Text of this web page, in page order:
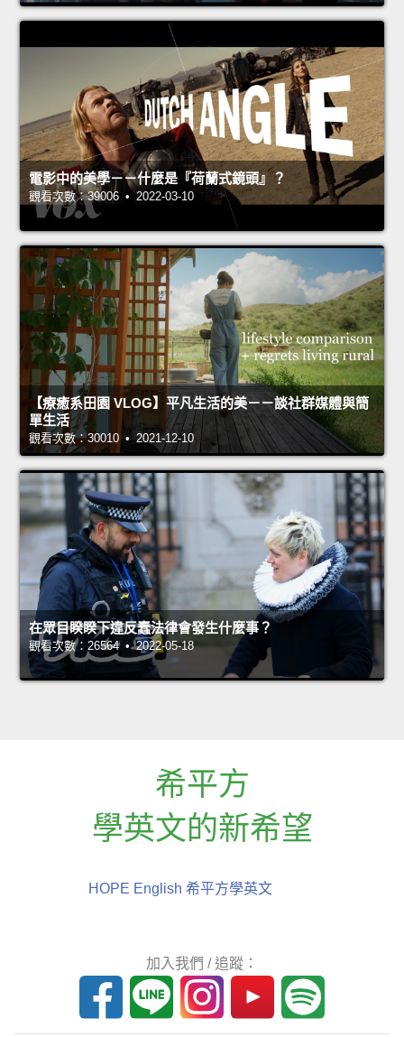
電影中的美學－－什麼是『荷蘭式鏡頭』？
觀看次數：39006 • 2022-03-10
【療癒系田園 VLOG】平凡生活的美－－談社群媒體與簡
單生活
觀看次數：30010 • 2021-12-10
在眾目睽睽下違反蠢法律會發生什麼事？
觀看次數：26564 • 2022-05-18
希平方
學英文的新希望
HOPE English 希平方學英文
加入我們 / 追蹤：